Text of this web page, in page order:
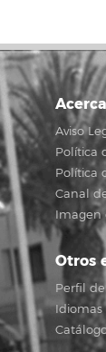
Aviso
Política
Política
Canal
Imagen
Otros
Perfil
Idiomas